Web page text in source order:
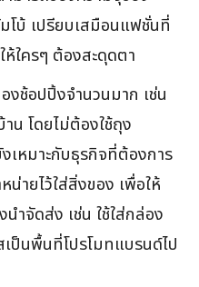
โบ้ เปรียบเสมือนแฟชั่นที่
ห้ใครๆ ต้องสะดุดตา
งช้อปปิ้งจำนวนมาก เช่น
น โดยไม่ต้องใช้ถุง
หมาะกับธุรกิจที่ต้องการ
ายไว้ใส่สิ่งของ เพื่อให้
ำจัดส่ง เช่น ใช้ใส่กล่อง
ป็นพื้นที่โปรโมทแบรนด์ไป